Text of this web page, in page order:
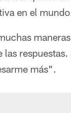
en el
más".